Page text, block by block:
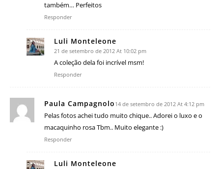
também… Perfeitos
Responder
Luli Monteleone
21 de setembro de 2012 At 10:02 pm
A coleção dela foi incrível msm!
Responder
Paula Campagnolo 14 de setembro de 2012 At 4:12 pm
Pelas fotos achei tudo muito chique.. Adorei o luxo e o
macaquinho rosa Tbm.. Muito elegante :)
Responder
Luli Monteleone